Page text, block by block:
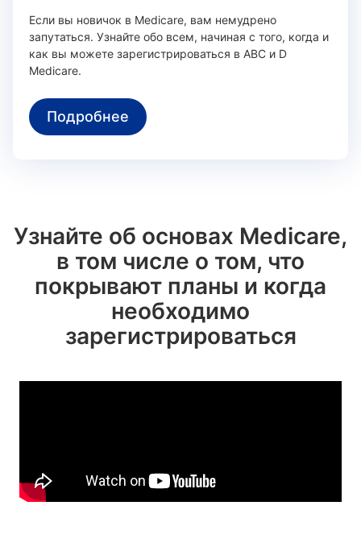
Если вы новичок в Medicare, вам немудрено
запутаться. Узнайте обо всем, начиная с того, когда и
как вы можете зарегистрироваться в ABC и D
Medicare.
Подробнее
Узнайте об основах Medicare,
в том числе о том, что
покрывают планы и когда
необходимо
зарегистрироваться